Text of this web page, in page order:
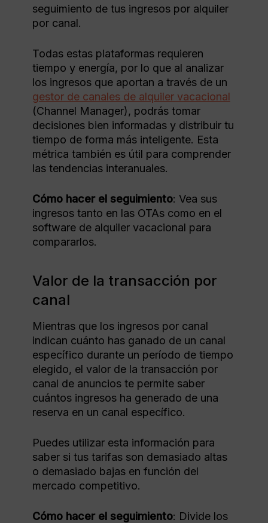
seguimiento de tus ingresos por alquiler
por canal.
Todas estas plataformas requieren
tiempo y energía, por lo que al analizar
los ingresos que aportan a través de un
gestor de canales de alquiler vacacional
(Channel Manager), podrás tomar
decisiones bien informadas y distribuir tu
tiempo de forma más inteligente. Esta
métrica también es útil para comprender
las tendencias interanuales.
Cómo hacer el seguimiento: Vea sus
ingresos tanto en las OTAs como en el
software de alquiler vacacional para
compararlos.
Valor de la transacción por
canal
Mientras que los ingresos por canal
indican cuánto has ganado de un canal
específico durante un período de tiempo
elegido, el valor de la transacción por
canal de anuncios te permite saber
cuántos ingresos ha generado de una
reserva en un canal específico.
Puedes utilizar esta información para
saber si tus tarifas son demasiado altas
o demasiado bajas en función del
mercado competitivo.
Cómo hacer el seguimiento: Divide los